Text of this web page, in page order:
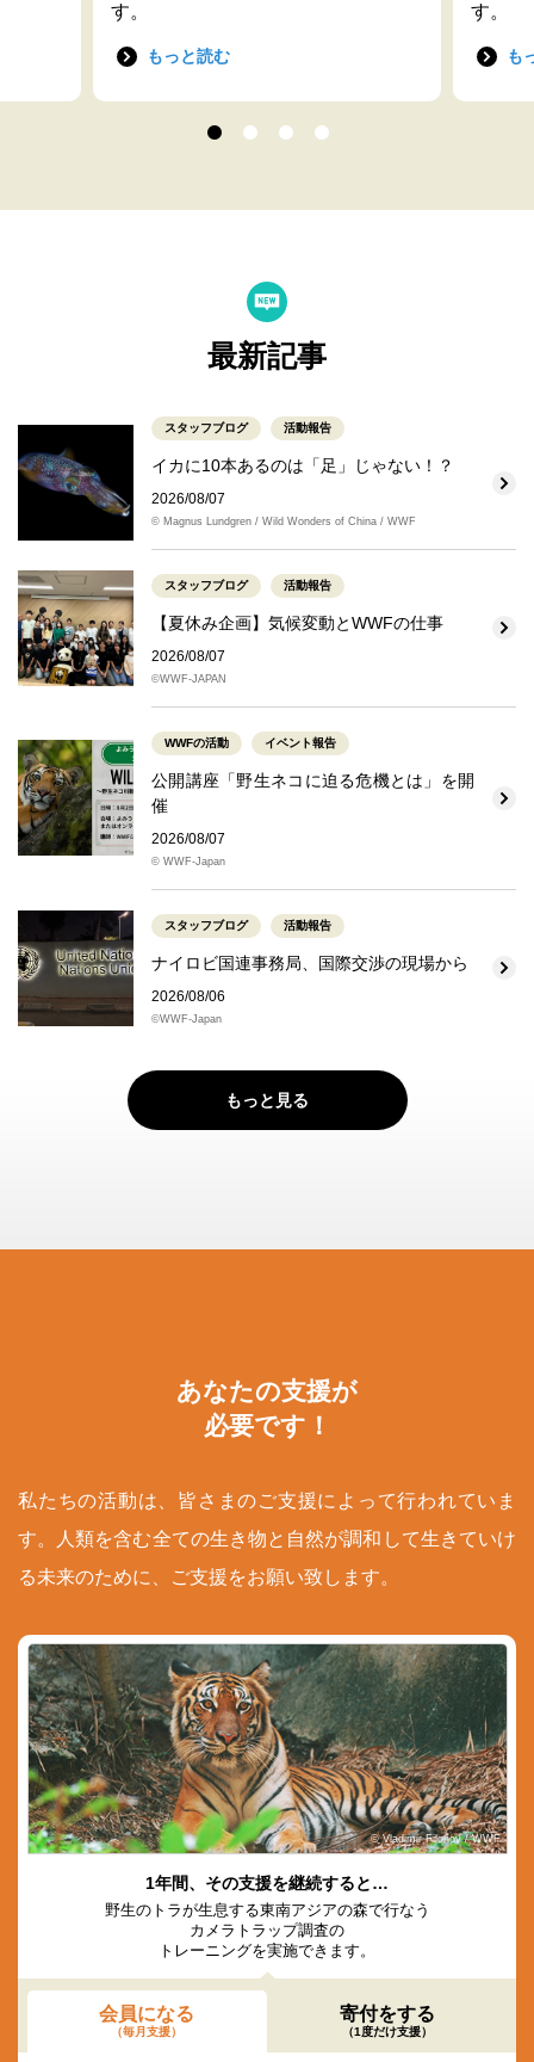
す。
もっと読む
す。
も
最新記事
スタッフブログ 活動報告
イカに10本あるのは「足」じゃない！？
2026/08/07
© Magnus Lundgren / Wild Wonders of China / WWF
スタッフブログ 活動報告
【夏休み企画】気候変動とWWFの仕事
2026/08/07
©WWF-JAPAN
WWFの活動 イベント報告
公開講座「野生ネコに迫る危機とは」を開
催
2026/08/07
© WWF-Japan
スタッフブログ 活動報告
ナイロビ国連事務局、国際交渉の現場から
2026/08/06
©WWF-Japan
もっと見る
あなたの支援が
必要です！
私たちの活動は、皆さまのご支援によって行われていま
す。人類を含む全ての生き物と自然が調和して生きていけ
る未来のために、ご支援をお願い致します。
© Vladimir Filonov / WWF
1年間、その支援を継続すると…
野生のトラが生息する東南アジアの森で行なう
カメラトラップ調査の
トレーニングを実施できます。
会員になる
（毎月支援）
寄付をする
（1度だけ支援）